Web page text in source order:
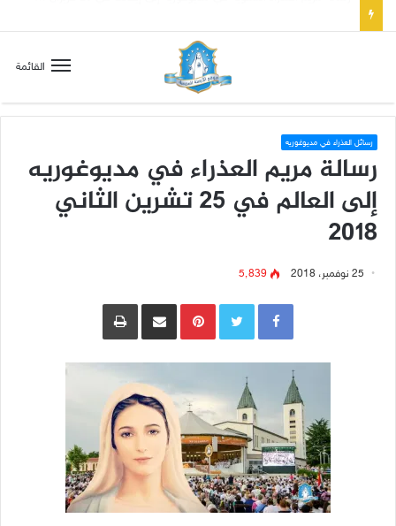
القائمة
رسائل العذراء في مديوغوريه
رسالة مريم العذراء في مديوغوريه
إلى العالم في 25 تشرين الثاني
2018
25 نوفمبر، 2018 5٬839
Pinterestمشاركة عبر البريد طباعة